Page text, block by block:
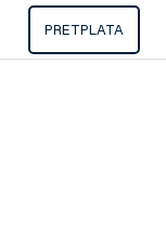
PRETPLATA